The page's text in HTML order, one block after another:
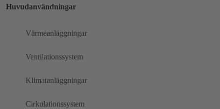
Huvudanvändningar
Värmeanläggningar
Ventilationssystem
Klimatanläggningar
Cirkulationssystem